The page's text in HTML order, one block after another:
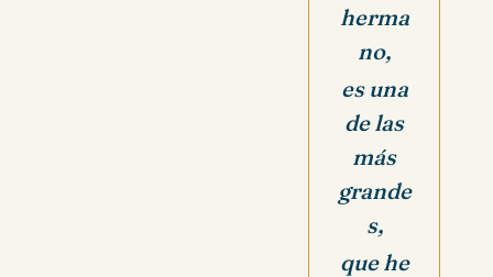
herma
no,
es una
de las
más
grande
s,
que he